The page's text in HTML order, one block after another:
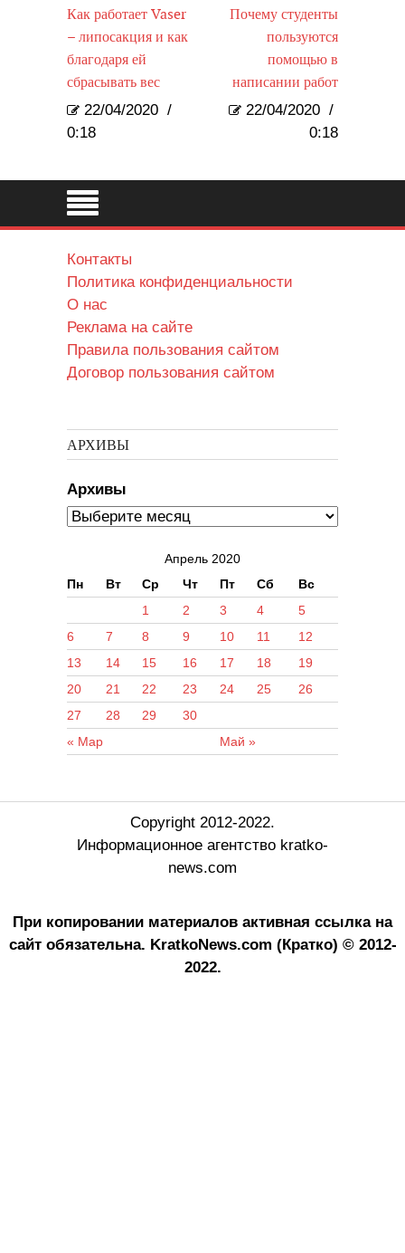
Как работает Vaser
– липосакция и как
благодаря ей
сбрасывать вес
22/04/2020 /
0:18
Почему студенты
пользуются
помощью в
написании работ
22/04/2020 /
0:18
Контакты
Политика конфиденциальности
О нас
Реклама на сайте
Правила пользования сайтом
Договор пользования сайтом
АРХИВЫ
Архивы
Апрель 2020
Пн
Вт Ср Чт Пт Сб Вс
« Мар Май »
1 2 3 4
5
6
7 8 9 10 11
12
13
14 15 16 17 18
19
20
21 22 23 24 25
26
27
28 29 30
Copyright 2012-2022.
Информационное агентство kratko-
news.com
При копировании материалов активная ссылка на
сайт обязательна. KratkoNews.com (Кратко) © 2012-
2022.